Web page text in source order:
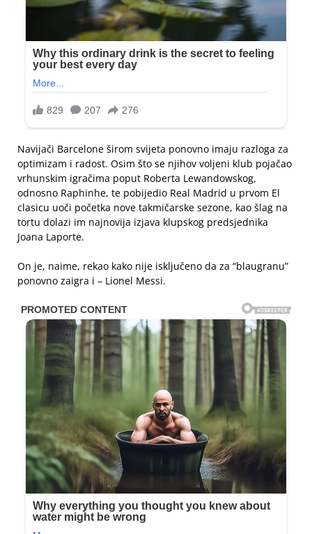
Navijači Barcelone širom svijeta ponovno imaju razloga za
optimizam i radost. Osim što se njihov voljeni klub pojačao
vrhunskim igračima poput Roberta Lewandowskog,
odnosno Raphinhe, te pobijedio Real Madrid u prvom El
clasicu uoči početka nove takmičarske sezone, kao šlag na
tortu dolazi im najnovija izjava klupskog predsjednika
Joana Laporte.
On je, naime, rekao kako nije isključeno da za “blaugranu”
ponovno zaigra i – Lionel Messi.